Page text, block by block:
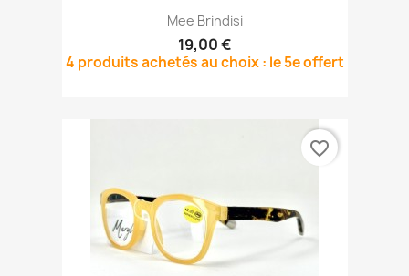
Mee Brindisi
19,00 €
4 produits achetés au choix : le 5e offert
favorite_border